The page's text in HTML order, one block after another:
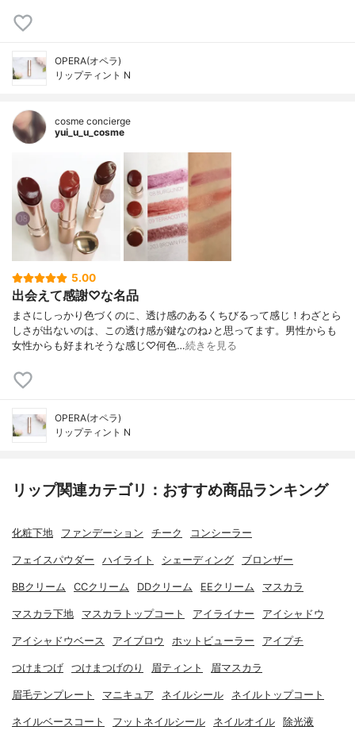
OPERA(オペラ)
リップティント N
cosme concierge
yui_u_u_cosme
5.00
出会えて感謝♡な名品
まさにしっかり色づくのに、透け感のあるくちびるって感じ！わざとら
しさが出ないのは、この透け感が鍵なのね♪と思ってます。男性からも
女性からも好まれそうな感じ♡何色…続きを見る
OPERA(オペラ)
リップティント N
リップ関連カテゴリ：おすすめ商品ランキング
化粧下地 ファンデーション チーク コンシーラー
フェイスパウダー ハイライト シェーディング ブロンザー
BBクリーム CCクリーム DDクリーム EEクリーム マスカラ
マスカラ下地 マスカラトップコート アイライナー アイシャドウ
アイシャドウベース アイブロウ ホットビューラー アイプチ
つけまつげ つけまつげのり 眉ティント 眉マスカラ
眉毛テンプレート マニキュア ネイルシール ネイルトップコート
ネイルベースコート フットネイルシール ネイルオイル 除光液